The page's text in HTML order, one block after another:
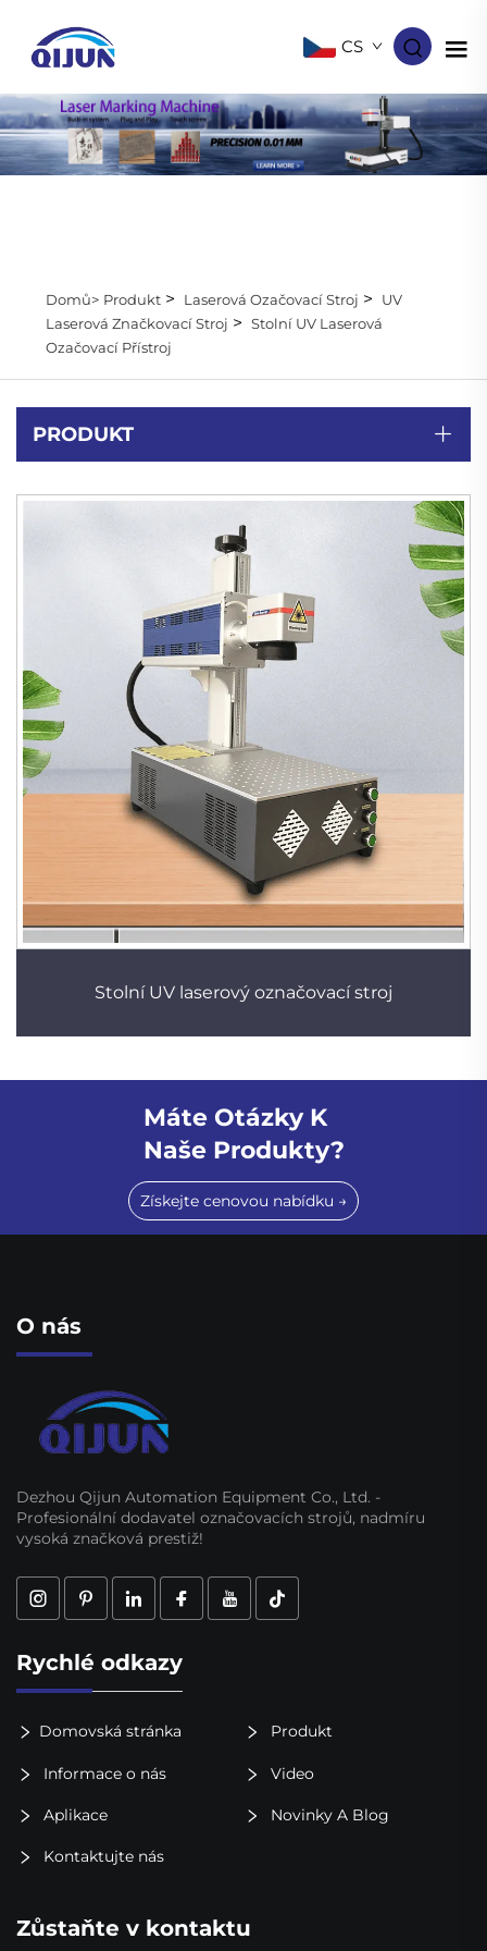
CS
Domů> Produkt> Laserová Ozačovací Stroj >
UV
Laserová Značkovací Stroj > Stolní UV Laserová
Ozačovací Přístroj
PRODUKT
Stolní UV laserový označovací stroj
Máte Otázky K
Naše Produkty?
Získejte cenovou nabídku →
O nás
Dezhou Qijun Automation Equipment Co., Ltd. -
Profesionální dodavatel označovacích strojů, nadmíru
vysoká značková prestiž!
Rychlé odkazy
Domovská stránka Produkt
Informace o nás Video
Aplikace Novinky A Blog
Kontaktujte nás
Zůstaňte v kontaktu